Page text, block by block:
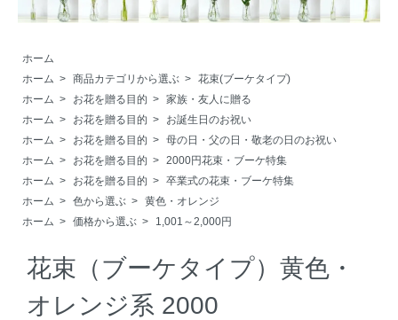
ホーム
ホーム > 商品カテゴリから選ぶ > 花束(ブーケタイプ)
ホーム > お花を贈る目的 > 家族・友人に贈る
ホーム > お花を贈る目的 >
お誕生日のお祝い
ホーム > お花を贈る目的 > 母の日・父の日・敬老の日のお祝い
ホーム > お花を贈る目的 > 2000円花束・ブーケ特集
ホーム > お花を贈る目的 > 卒業式の花束・ブーケ特集
ホーム > 色から選ぶ > 黄色・オレンジ
ホーム > 価格から選ぶ > 1,001～2,000円
花束（ブーケタイプ）黄色・
オレンジ系 2000